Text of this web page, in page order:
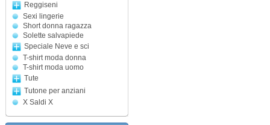
Reggiseni
Sexi lingerie
Short donna ragazza
Solette salvapiede
Speciale Neve e sci
T-shirt moda donna
T-shirt moda uomo
Tute
Tutone per anziani
X Saldi X